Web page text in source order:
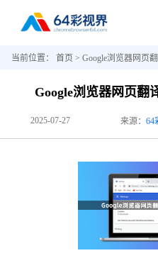
当前位置： 首页 > Google浏览器网页
Google浏览器网页翻
2025-07-27 来源： 64